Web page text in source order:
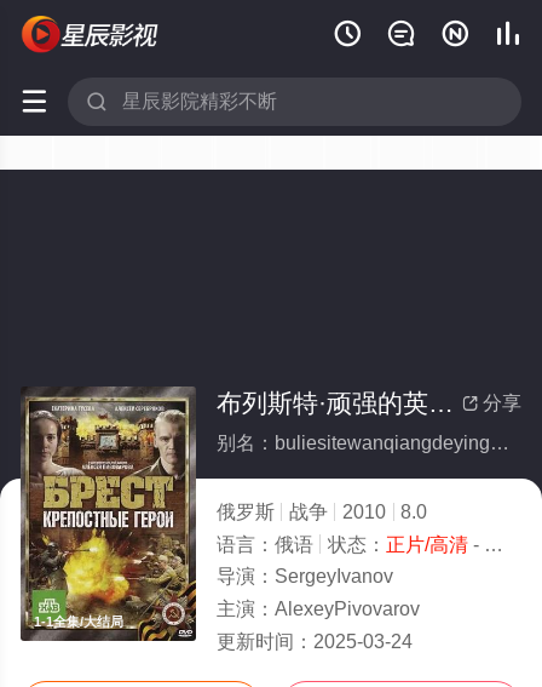
   
 
1-1全集/大结局
 分享
布列斯特·顽强的英雄(全集)
别名：buliesitewanqiangdeyingxiong
俄罗斯 战争 2010
8.0
语言： 俄语 状态： 正片/高清- 免费在线观看
导演： SergeyIvanov
主演： AlexeyPivovarov
更新时间： 2025-03-24